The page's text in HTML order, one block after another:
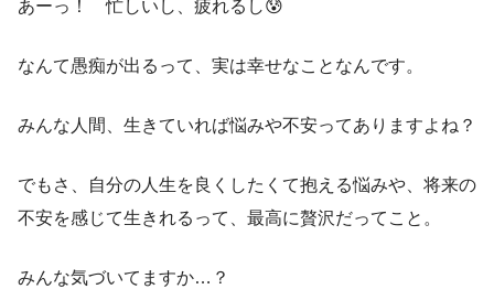
あーっ！ 忙しいし、疲れるし😰
なんて愚痴が出るって、実は幸せなことなんです。
みんな人間、生きていれば悩みや不安ってありますよね？
でもさ、自分の人生を良くしたくて抱える悩みや、将来の
不安を感じて生きれるって、最高に贅沢だってこと。
みんな気づいてますか…？